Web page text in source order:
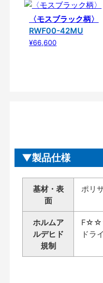
〈モスブラック柄〉
RWF00-42MU
¥66,600
製品仕様
基材・表
面
ポリ
ホルムア
ルデヒド
規制
ドラ